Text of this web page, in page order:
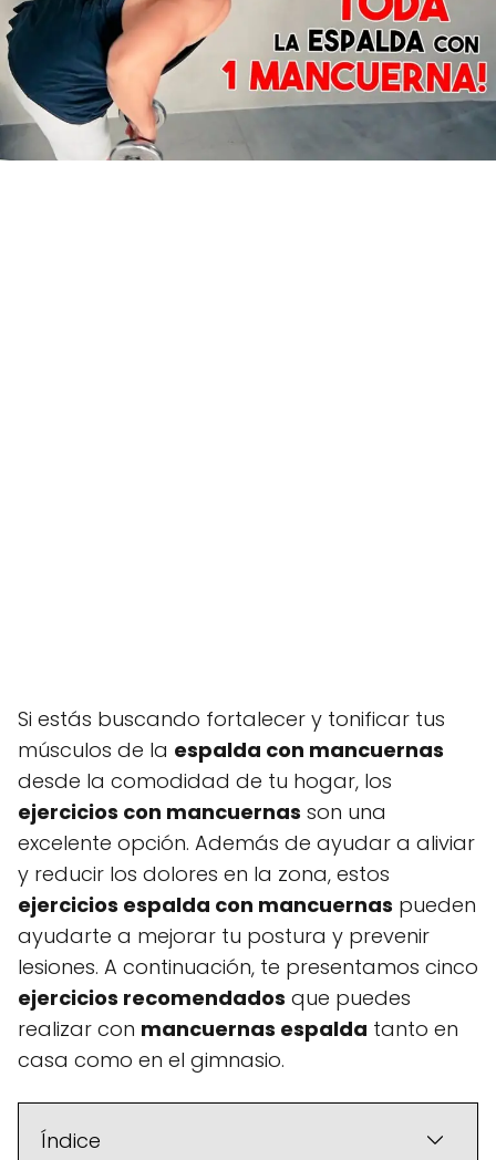
Si estás buscando fortalecer y tonificar tus
músculos de la espalda con mancuernas
desde la comodidad de tu hogar, los
ejercicios con mancuernas son una
excelente opción. Además de ayudar a aliviar
y reducir los dolores en la zona, estos
ejercicios espalda con mancuernas pueden
ayudarte a mejorar tu postura y prevenir
lesiones. A continuación, te presentamos cinco
ejercicios recomendados que puedes
realizar con mancuernas espalda tanto en
casa como en el gimnasio.
Índice